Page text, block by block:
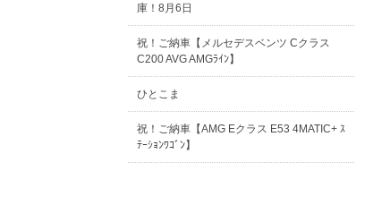
庫！8月6日
祝！ご納車【メルセデスベンツ Cクラス
C200 AVG AMGﾗｲﾝ】
ひとこま
祝！ご納車【AMG Eクラス E53 4MATIC+ ｽ
ﾃｰｼｮﾝﾜｺﾞﾝ】